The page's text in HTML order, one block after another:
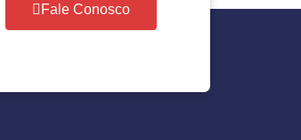
Fale Conosco